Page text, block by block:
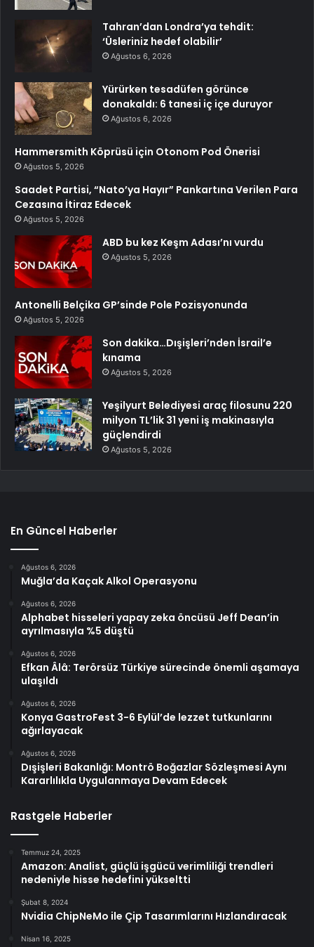
Tahran’dan Londra’ya tehdit:
‘Üsleriniz hedef olabilir’
Ağustos 6, 2026
Yürürken tesadüfen görünce
donakaldı: 6 tanesi iç içe duruyor
Ağustos 6, 2026
Hammersmith Köprüsü için Otonom Pod Önerisi
Ağustos 5, 2026
Saadet Partisi, “Nato’ya Hayır” Pankartına Verilen Para
Cezasına İtiraz Edecek
Ağustos 5, 2026
ABD bu kez Keşm Adası’nı vurdu
Ağustos 5, 2026
Antonelli Belçika GP’sinde Pole Pozisyonunda
Ağustos 5, 2026
Son dakika…Dışişleri’nden İsrail’e
kınama
Ağustos 5, 2026
Yeşilyurt Belediyesi araç filosunu 220
milyon TL’lik 31 yeni iş makinasıyla
güçlendirdi
Ağustos 5, 2026
En Güncel Haberler
Ağustos 6, 2026
Muğla’da Kaçak Alkol Operasyonu
Ağustos 6, 2026
Alphabet hisseleri yapay zeka öncüsü Jeff Dean’in
ayrılmasıyla %5 düştü
Ağustos 6, 2026
Efkan Âlâ: Terörsüz Türkiye sürecinde önemli aşamaya
ulaşıldı
Ağustos 6, 2026
Konya GastroFest 3-6 Eylül’de lezzet tutkunlarını
ağırlayacak
Ağustos 6, 2026
Dışişleri Bakanlığı: Montrö Boğazlar Sözleşmesi Aynı
Kararlılıkla Uygulanmaya Devam Edecek
Rastgele Haberler
Temmuz 24, 2025
Amazon: Analist, güçlü işgücü verimliliği trendleri
nedeniyle hisse hedefini yükseltti
Şubat 8, 2024
Nvidia ChipNeMo ile Çip Tasarımlarını Hızlandıracak
Nisan 16, 2025